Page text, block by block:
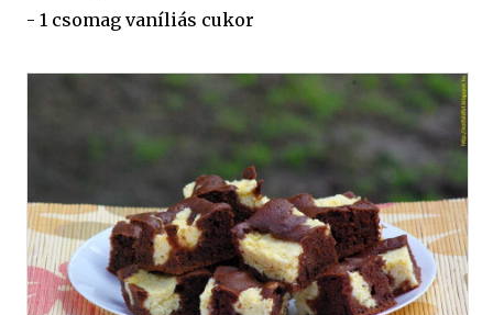
- 1 csomag vaníliás cukor